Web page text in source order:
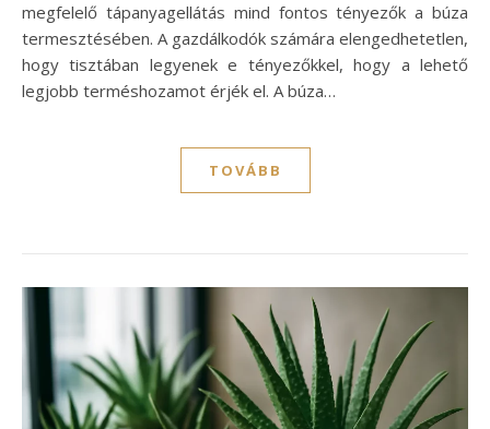
megfelelő tápanyagellátás mind fontos tényezők a búza
termesztésében. A gazdálkodók számára elengedhetetlen,
hogy tisztában legyenek e tényezőkkel, hogy a lehető
legjobb terméshozamot érjék el. A búza…
TOVÁBB